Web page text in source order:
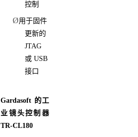
控制
Ø用于固件
更新的
JTAG
或 USB
接口
Gardasoft 的工
业镜头控制器
TR-CL180